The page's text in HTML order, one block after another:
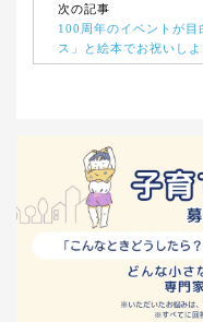
次の記事
100周年のイベントが
ス」と絵本でお祝いしよ